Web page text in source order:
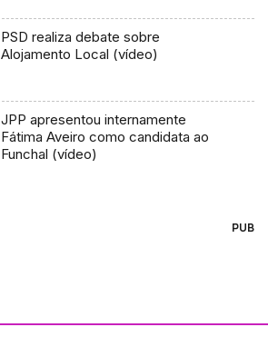
PSD realiza debate sobre
Alojamento Local (vídeo)
JPP apresentou internamente
Fátima Aveiro como candidata ao
Funchal (vídeo)
PUB